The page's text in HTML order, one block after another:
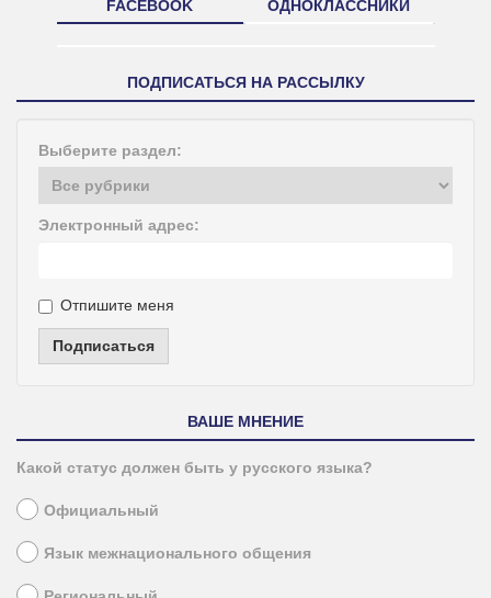
FACEBOOK ОДНОКЛАССНИКИ
ПОДПИСАТЬСЯ НА РАССЫЛКУ
Выберите раздел:
Электронный адрес:
Отпишите меня
Подписаться
ВАШЕ МНЕНИЕ
Какой статус должен быть у русского языка?
Официальный
Язык межнационального общения